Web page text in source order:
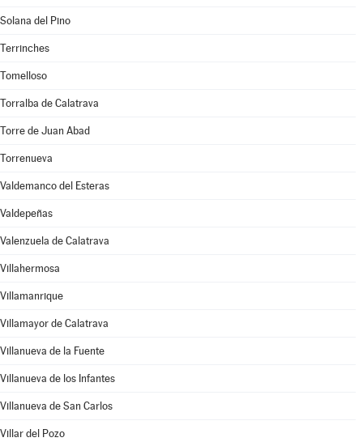
Solana del Pino
Terrinches
Tomelloso
Torralba de Calatrava
Torre de Juan Abad
Torrenueva
Valdemanco del Esteras
Valdepeñas
Valenzuela de Calatrava
Villahermosa
Villamanrique
Villamayor de Calatrava
Villanueva de la Fuente
Villanueva de los Infantes
Villanueva de San Carlos
Villar del Pozo